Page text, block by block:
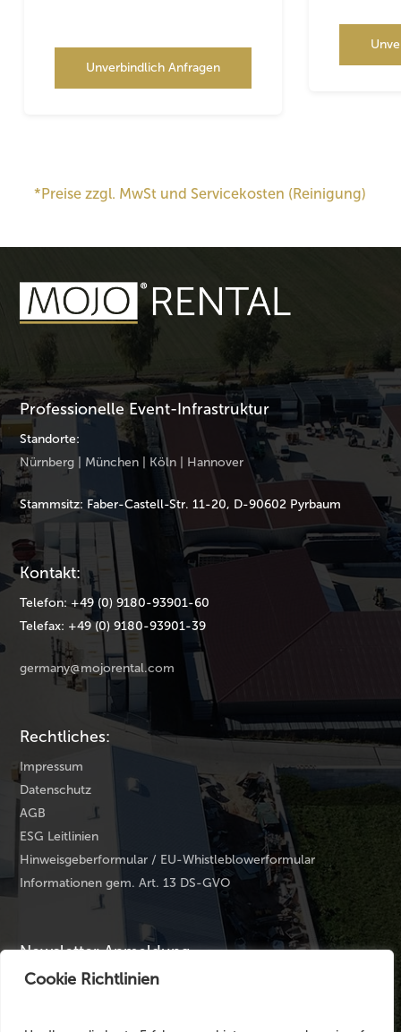
Cookie Richtlinien
Unverbindlich Anfragen
*Preise zzgl. MwSt und Servicekosten (Reinigung)
Professionelle Event-Infrastruktur
Standorte:
Nürnberg | München | Köln | Hannover
Stammsitz: Faber-Castell-Str. 11-20, D-90602 Pyrbaum
Kontakt:
Telefon: +49 (0) 9180-93901-60
Telefax: +49 (0) 9180-93901-39
germany@mojorental.com
Rechtliches:
Impressum
Datenschutz
AGB
ESG Leitlinien
Hinweisgeberformular / EU-Whistleblowerformular
Informationen gem. Art. 13 DS-GVO
Newsletter Anmeldung